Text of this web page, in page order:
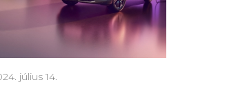
július 14.